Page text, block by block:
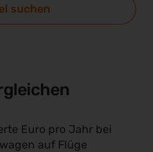
Euro pro Jahr bei
auf Flüge
suchen